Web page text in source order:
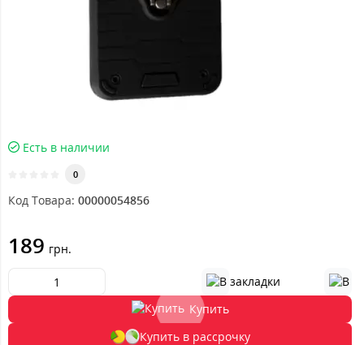
Есть в наличии
0
Код Товара: 00000054856
189 грн.
Купить
Купить в рассрочку